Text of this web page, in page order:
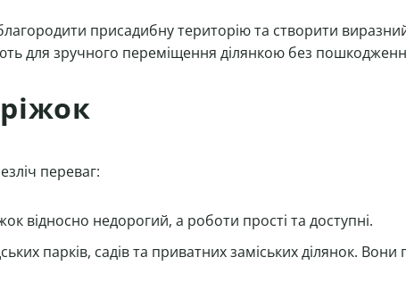
присадибну територію та створити
для зручного переміщення ділянкою без
переваг:
відносно недорогий, а роботи прості та доступні.
парків, садів та приватних заміських ділянок.